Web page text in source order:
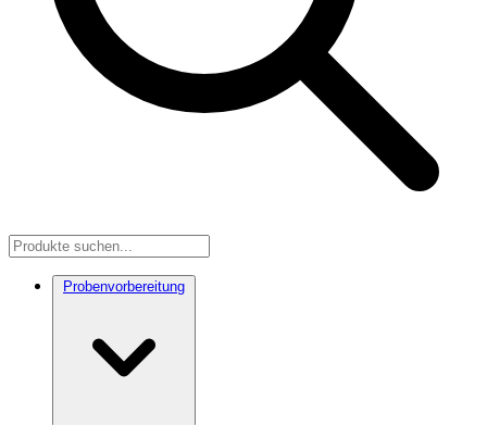
Probenvorbereitung